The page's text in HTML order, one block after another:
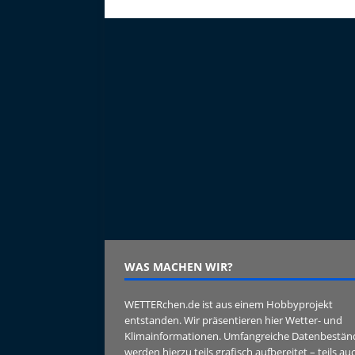
WAS MACHEN WIR?
WETTERchen.de ist aus einem Hobbyprojekt
entstanden. Wir präsentieren hier Wetter- und
Klimainformationen. Umfangreiche
werden hierzu teils grafisch aufbereitet – teils